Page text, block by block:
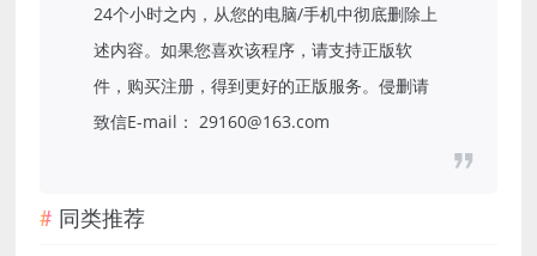
24个小时之内，从您的电脑/手机中彻底删除上
述内容。如果您喜欢该程序，请支持正版软
件，购买注册，得到更好的正版服务。侵删请
致信E-mail： 29160@163.com
同类推荐